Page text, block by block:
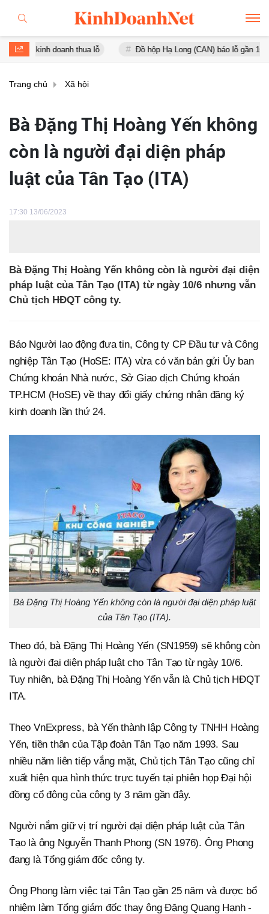
doanh thua lỗ Đồ hộp Hạ Long (CAN) báo lỗ gần 16 tỷ đồng,
Trang chủ Xã hội
Bà Đặng Thị Hoàng Yến không
còn là người đại diện pháp
luật của Tân Tạo (ITA)
17:30 13/06/2023
Bà Đặng Thị Hoàng Yến không còn là người đại diện
pháp luật của Tân Tạo (ITA) từ ngày 10/6 nhưng vẫn
Chủ tịch HĐQT công ty.
Báo Người lao động đưa tin, Công ty CP Đầu tư và Công
nghiệp Tân Tạo (HoSE: ITA) vừa có văn bản gửi Ủy ban
Chứng khoán Nhà nước, Sở Giao dịch Chứng khoán
TP.HCM (HoSE) về thay đổi giấy chứng nhận đăng ký
kinh doanh lần thứ 24.
Bà Đặng Thị Hoàng Yến không còn là người đại diện pháp luật
của Tân Tạo (ITA).
Theo đó, bà Đặng Thị Hoàng Yến (SN1959) sẽ không còn
là người đại diện pháp luật cho Tân Tạo từ ngày 10/6.
Tuy nhiên, bà Đặng Thị Hoàng Yến vẫn là Chủ tịch HĐQT
ITA.
Theo VnExpress, bà Yến thành lập Công ty TNHH Hoàng
Yến, tiền thân của Tập đoàn Tân Tạo năm 1993. Sau
nhiều năm liên tiếp vắng mặt, Chủ tịch Tân Tạo cũng chỉ
xuất hiện qua hình thức trực tuyến tại phiên họp Đại hội
đồng cổ đông của công ty 3 năm gần đây.
Người nắm giữ vị trí người đại diện pháp luật của Tân
Tạo là ông Nguyễn Thanh Phong (SN 1976). Ông Phong
đang là Tổng giám đốc công ty.
Ông Phong làm việc tại Tân Tạo gần 25 năm và được bổ
nhiệm làm Tổng giám đốc thay ông Đặng Quang Hạnh -